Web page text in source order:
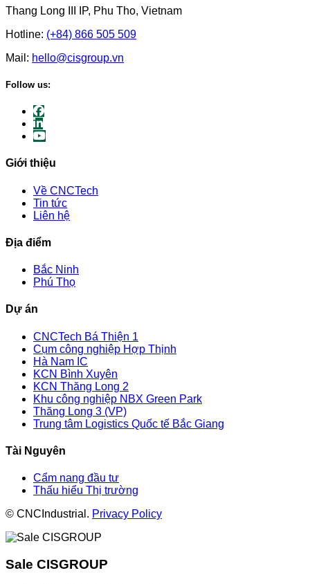
Thang Long III IP, Phu Tho, Vietnam
Hotline: (+84) 866 505 509
Mail: hello@cisgroup.vn
Follow us:
Giới thiệu
Về CNCTech
Tin tức
Liên hệ
Địa điểm
Bắc Ninh
Phú Thọ
Dự án
CNCTech Bá Thiện 1
Cụm công nghiệp Hợp Thịnh
Hà Nam IC
KCN Bình Xuyên
KCN Thăng Long 2
Khu công nghiệp NBX Green Park
Thăng Long 3 (VP)
Trung tâm Logistics Quốc tế Bắc Giang
Tài Nguyên
Cẩm nang đầu tư
Thấu hiểu Thị trường
© CNCIndustrial. Privacy Policy
Sale CISGROUP